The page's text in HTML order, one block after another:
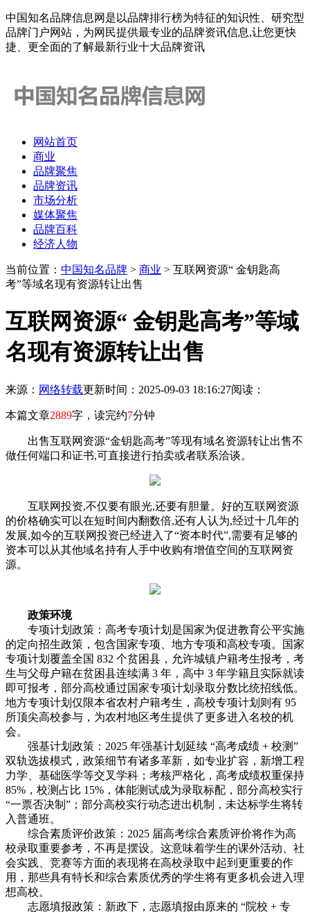
中国知名品牌信息网是以品牌排行榜为特征的知识性、研究型
品牌门户网站，为网民提供最专业的品牌资讯信息,让您更快
捷、更全面的了解最新行业十大品牌资讯
网站首页
商业
品牌聚焦
品牌资讯
市场分析
媒体聚焦
品牌百科
经济人物
当前位置： 中国知名品牌 > 商业 > 互联网资源“ 金钥匙高
考”等域名现有资源转让出售
互联网资源“ 金钥匙高考”等域
名现有资源转让出售
来源： 网络转载更新时间：2025-09-03 18:16:27阅读：
本篇文章2889字，读完约7分钟
出售互联网资源“金钥匙高考”等现有域名资源转让出售不
做任何端口和证书,可直接进行拍卖或者联系洽谈。
互联网投资,不仅要有眼光,还要有胆量。好的互联网资源
的价格确实可以在短时间内翻数倍,还有人认为,经过十几年的
发展,如今的互联网投资已经进入了“资本时代”,需要有足够的
资本可以从其他域名持有人手中收购有增值空间的互联网资
源。
政策环境
专项计划政策：高考专项计划是国家为促进教育公平实施
的定向招生政策，包含国家专项、地方专项和高校专项。国家
专项计划覆盖全国 832 个贫困县，允许城镇户籍考生报考，考
生与父母户籍在贫困县连续满 3 年，高中 3 年学籍且实际就读
即可报考，部分高校通过国家专项计划录取分数比统招线低。
地方专项计划仅限本省农村户籍考生，高校专项计划则有 95
所顶尖高校参与，为农村地区考生提供了更多进入名校的机
会。
强基计划政策：2025 年强基计划延续 “高考成绩 + 校测”
双轨选拔模式，政策细节有诸多革新，如专业扩容，新增工程
力学、基础医学等交叉学科；考核严格化，高考成绩权重保持
85%，校测占比 15%，体能测试成为录取标配，部分高校实行
“一票否决制”；部分高校实行动态进出机制，未达标学生将转
入普通班。
综合素质评价政策：2025 届高考综合素质评价将作为高
校录取重要参考，不再是摆设。这意味着学生的课外活动、社
会实践、竞赛等方面的表现将在高校录取中起到更重要的作
用，那些具有特长和综合素质优秀的学生将有更多机会进入理
想高校。
志愿填报政策：新政下，志愿填报由原来的 “院校 + 专